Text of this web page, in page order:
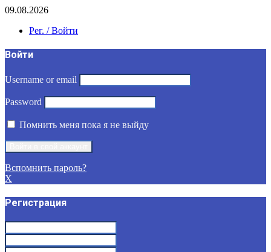
09.08.2026
Рег. / Войти
Войти
Username or email
Password
Помнить меня пока я не выйду
Вспомнить пароль?
X
Регистрация